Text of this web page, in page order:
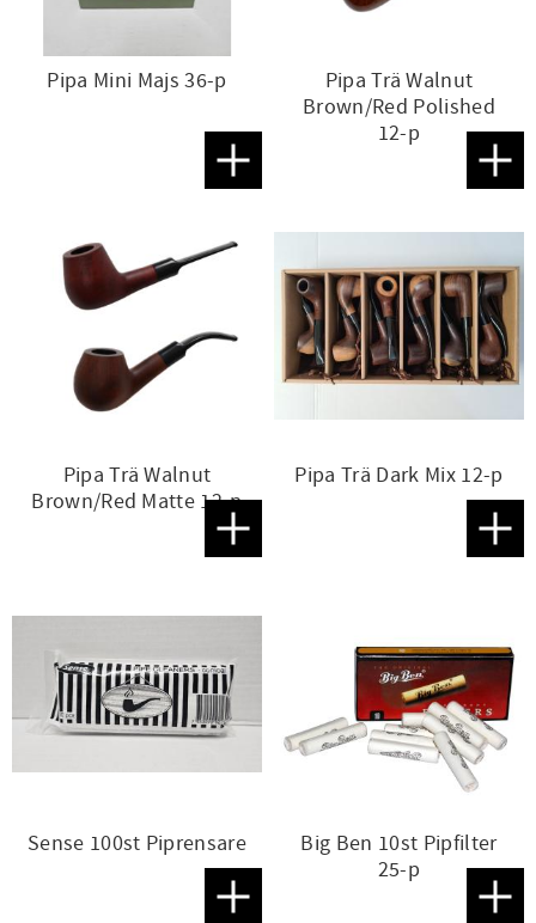
Pipa Mini Majs 36-p
Lägg till i favoriter
Pipa Trä Walnut
Brown/Red Polished
12-p
Pipa Trä Walnut
Brown/Red Matte 12-p
Lägg till i favoriter
Pipa Trä Dark Mix 12-p
Sense 100st Piprensare
Lägg till i favoriter
Big Ben 10st Pipfilter
25-p